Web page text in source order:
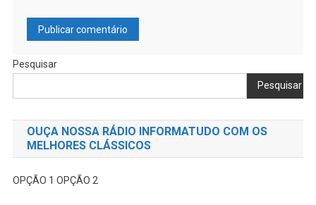
Pesquisar
Pesquisar
OUÇA NOSSA RÁDIO INFORMATUDO COM OS
MELHORES CLÁSSICOS
OPÇÃO 1 OPÇÃO 2